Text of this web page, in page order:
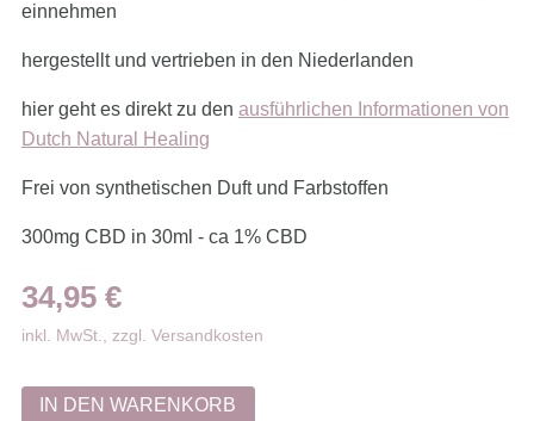
einnehmen
hergestellt und vertrieben in den Niederlanden
hier geht es direkt zu den ausführlichen Informationen von
Dutch Natural Healing
Frei von synthetischen Duft und Farbstoffen
300mg CBD in 30ml - ca 1% CBD
34,95 €
inkl. MwSt., zzgl. Versandkosten